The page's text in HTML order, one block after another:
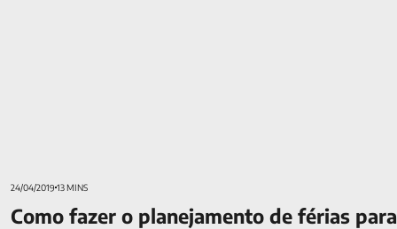
24/04/2019 13 MINS
Como fazer o planejamento de férias